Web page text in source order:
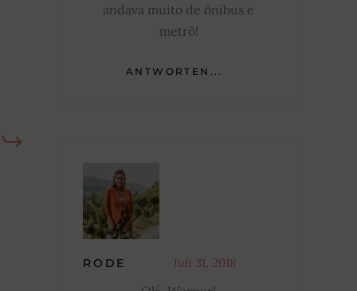
andava muito de ônibus e
metrô!
ANTWORTEN...
RODE Juli 31, 2018